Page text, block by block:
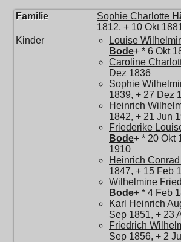
Familie Sophie Charlotte
1812, + 10 Okt
Kinder
Louise
Bode+ * 6 Okt
Caroline
Dez 1836
Sophie
1839, + 27 Dez
Heinrich
1842, + 21 Jun
Friederike
Bode+ * 20 Okt
1910
Heinrich Conrad
1847, + 15 Feb
Wilhelmine
Bode+ * 4 Feb
Karl Heinrich
Sep 1851, + 23
Friedrich
Sep 1856, + 2